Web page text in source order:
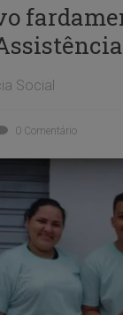
Social
0 Comentário